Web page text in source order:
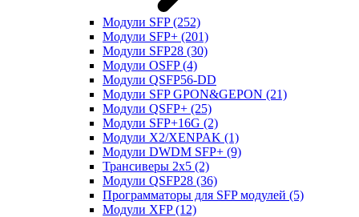
Модули SFP(252)
Модули SFP+ (201)
Модули SFP28 (30)
Модули OSFP(4)
Модули QSFP56-DD
Модули SFP GPON&GEPON (21)
Модули QSFP+ (25)
Модули SFP+16G (2)
Модули X2/XENPAK (1)
Модули DWDM SFP+ (9)
Трансиверы 2x5 (2)
Модули QSFP28 (36)
Программаторы для SFP модулей (5)
Модули XFP(12)